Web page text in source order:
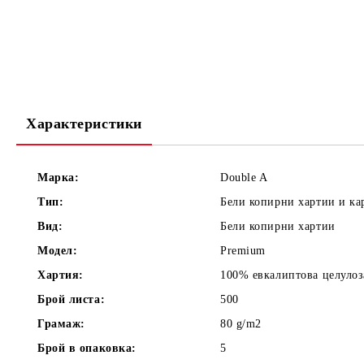
Характеристики
Марка:
Double A
Тип:
Бели копирни хартии и
Вид:
Бели копирни хартии
Модел:
Premium
Хартия:
100% евкалиптова
Брой листа:
500
Грамаж:
80 g/m2
Брой в опаковка:
5